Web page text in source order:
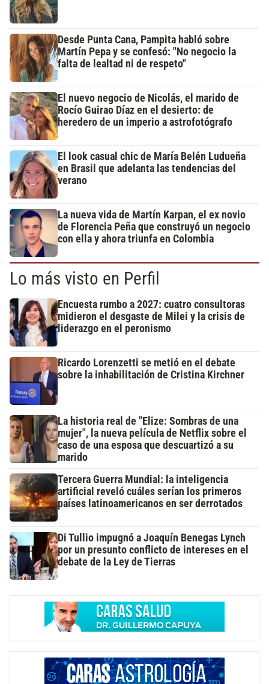
Desde Punta Cana, Pampita habló sobre
Martín Pepa y se confesó: "No negocio la
falta de lealtad ni de respeto"
El nuevo negocio de Nicolás, el marido de
Rocío Guirao Díaz en el desierto: de
heredero de un imperio a astrofotógrafo
El look casual chic de María Belén Ludueña
en Brasil que adelanta las tendencias del
verano
La nueva vida de Martín Karpan, el ex novio
de Florencia Peña que construyó un negocio
con ella y ahora triunfa en Colombia
Lo más visto en Perfil
Encuesta rumbo a 2027: cuatro consultoras
midieron el desgaste de Milei y la crisis de
liderazgo en el peronismo
Ricardo Lorenzetti se metió en el debate
sobre la inhabilitación de Cristina Kirchner
La historia real de "Elize: Sombras de una
mujer", la nueva película de Netflix sobre el
caso de una esposa que descuartizó a su
marido
Tercera Guerra Mundial: la inteligencia
artificial reveló cuáles serían los primeros
países latinoamericanos en ser derrotados
Di Tullio impugnó a Joaquín Benegas Lynch
por un presunto conflicto de intereses en el
debate de la Ley de Tierras